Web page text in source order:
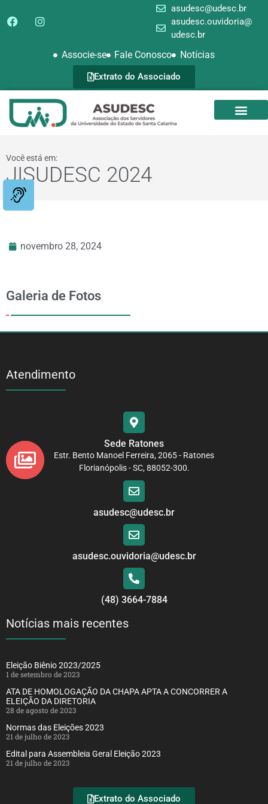
asudesc@udesc.br
asudesc.ouvidoria@
udesc.br
Associe-se Fale Conosco Notícias
Extrato do Associado
Você está em:
JISUDESC 2024
novembro 28, 2024
Galeria de Fotos
Atendimento
Sede Ratones
Estr. Bento Manoel Ferreira, 2065 - Ratones
Florianópolis - SC, 88052-300.
asudesc@udesc.br
asudesc.ouvidoria@udesc.br
(48) 3664-7884
Notícias mais recentes
Eleição Biênio 2023/2025
1 de setembro de 2023
ATA DE HOMOLOGAÇÃO DA CHAPA APTA A CONCORRER A
ELEIÇÃO DA DIRETORIA
28 de agosto de 2023
Normas das Eleições 2023
21 de julho de 2023
Edital para Assembleia Geral Eleição 2023
21 de julho de 2023
Extrato do Associado